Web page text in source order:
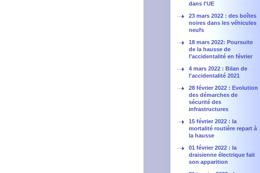
dans l'UE
23 mars 2022 : des boîtes
noires dans les véhicules
neufs
18 mars 2022: Poursuite
de la hausse de
l’accidentalité en février
4 mars 2022 : Bilan de
l'accidentalité 2021
28 février 2022 : Evolution
des démarches de
sécurité des
infrastructures
15 février 2022 : la
mortalité routière repart à
la hausse
01 février 2022 : la
draisienne électrique fait
son apparition